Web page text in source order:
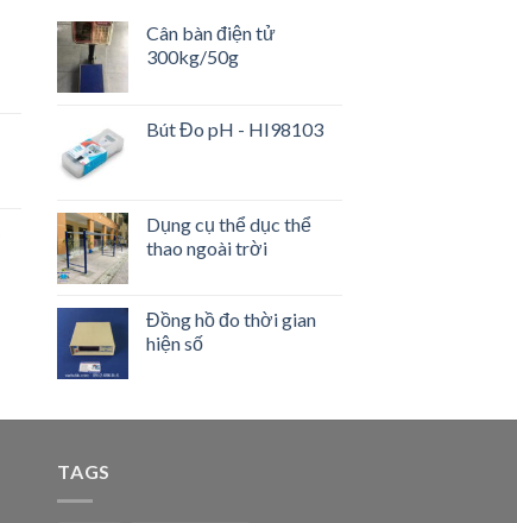
Cân bàn điện tử
300kg/50g
Bút Đo pH - HI98103
Dụng cụ thể dục thể
thao ngoài trời
Đồng hồ đo thời gian
hiện số
TAGS